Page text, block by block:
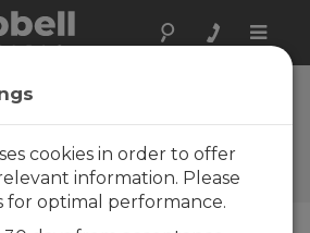
Toggle
cookies in order to offer
information. Please
for optimal performance.